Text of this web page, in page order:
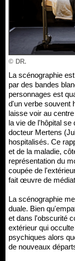
© DR.
La scénographie est construite autour de trois pièces délimitées
par des bandes
personnages est
d'un verbe souvent
laisse voir au
la vie de l'hôpital se
docteur Mertens
hospitalisés. Ce
et de la maladie,
représentation du
coupée de
fait œuvre de
La scénographie
duale. Bien
et dans l'obscurité
extérieur qui
psychiques alors
de nouveaux